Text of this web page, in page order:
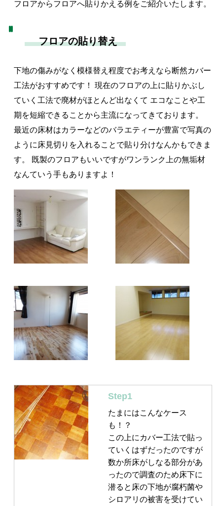
フロアからフロアへ貼りかえる例をご紹介いたします。
フロアの貼り替え
下地の傷みがなく模様替え程度でお考えなら断然カバー
工法がおすすめです！ 現在のフロアの上に貼りかぶし
ていく工法で廃材がほとんど出なくて エコなことや工
期を短縮できることから主流になってきております。
最近の床材はカラーなどのバラエティーが豊富で写真の
ように床見切りを入れることで貼り分けなんかもできま
す。 既製のフロアもいいですがワンランク上の無垢材
なんていう手もありますよ！
Step1
たまにはこんなケース
も！？
この上にカバー工法で貼っ
ていくはずだったのですが
数か所床がしなる部分があ
ったので調査のため床下に
潜ると床の下地が腐朽菌や
シロアリの被害を受けてい